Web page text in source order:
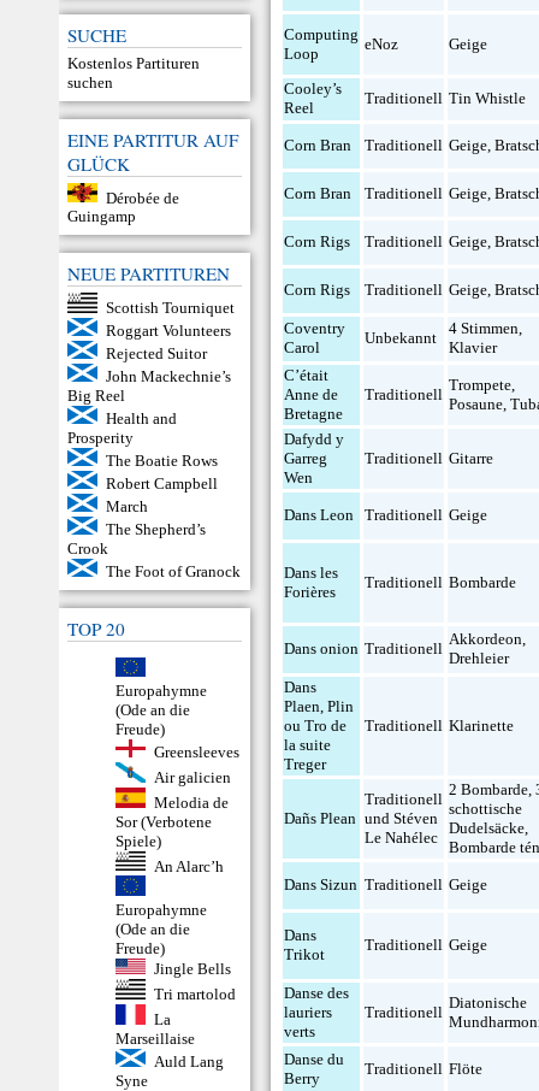
SUCHE
Kostenlos Partituren
suchen
EINE PARTITUR AUF
GLÜCK
Dérobée de
Guingamp
NEUE PARTITUREN
Scottish Tourniquet
Roggart Volunteers
Rejected Suitor
John Mackechnie’s
Big Reel
Health and
Prosperity
The Boatie Rows
Robert Campbell
March
The Shepherd’s
Crook
The Foot of Granock
TOP 20
Europahymne
(Ode an die
Freude)
Greensleeves
Air galicien
Melodia de
Sor (Verbotene
Spiele)
An Alarc’h
Europahymne
(Ode an die
Freude)
Jingle Bells
Tri martolod
La
Marseillaise
Auld Lang
Syne
Computing
Loop
eNoz Geige
Cooley’s
Reel
Traditionell Tin Whistle
Corn Bran Traditionell Geige,
Corn Bran Traditionell Geige,
Corn Rigs Traditionell Geige,
Corn Rigs Traditionell Geige,
Coventry
Carol
Unbekannt
4 Stimmen,
Klavier
C’était
Anne de
Bretagne
Traditionell
Trompete,
Posaune,
Dafydd y
Garreg
Wen
Traditionell Gitarre
Dans Leon Traditionell Geige
Dans les
Forières
Traditionell Bombarde
Dans onion Traditionell
Akkordeon,
Drehleier
Dans
Plaen, Plin
ou Tro de
la suite
Treger
Traditionell Klarinette
Dañs Plean
Traditionell
und Stéven
Le Nahélec
2 Bombarde,
schottische
Dudelsäcke,
Bombarde
Dans Sizun Traditionell Geige
Dans
Trikot
Traditionell Geige
Danse des
lauriers
verts
Traditionell
Diatonische
Danse du
Berry
Traditionell Flöte